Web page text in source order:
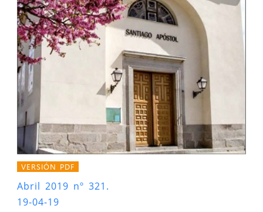
VERSIÓN PDF
Abril 2019 nº 321.
19-04-19